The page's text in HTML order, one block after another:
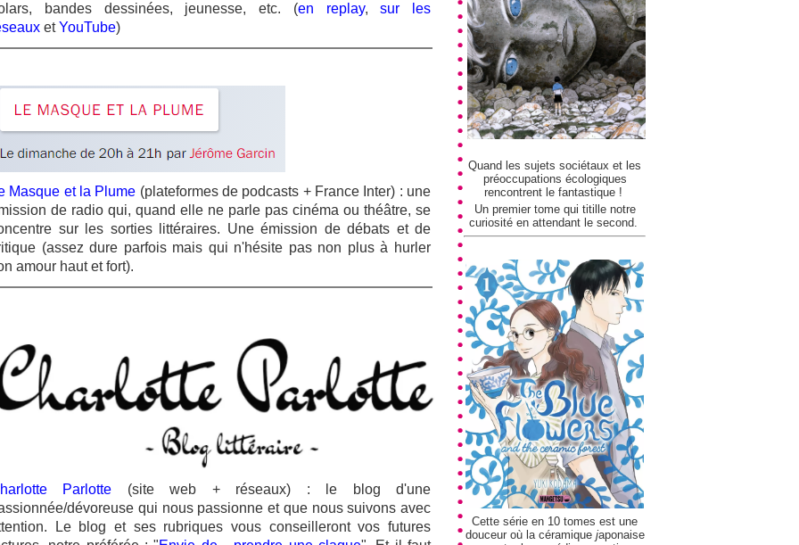
bandes dessinées, jeunesse, etc. (en replay,sur les
etYouTube)
Masque et la Plume (plateformes de podcasts + France Inter) : une
de radio qui, quand elle ne parle pas cinéma ou théâtre, se
sur les sorties littéraires. Une émission de débats et de
(assez dure parfois mais qui n'hésite pas non plus à hurler
amour haut et fort).
Parlotte (site web + réseaux) : le blog d'une
dévoreuse qui nous passionne et que nous suivons avec
Le blog et ses rubriques vous conseilleront vos futures
Quand les sujets sociétaux et les
préoccupations écologiques
rencontrent le fantastique !
Un premier tome qui titille notre
curiosité en attendant le second.
Cette série en 10 tomes est une
douceur où la céramiquejaponaise